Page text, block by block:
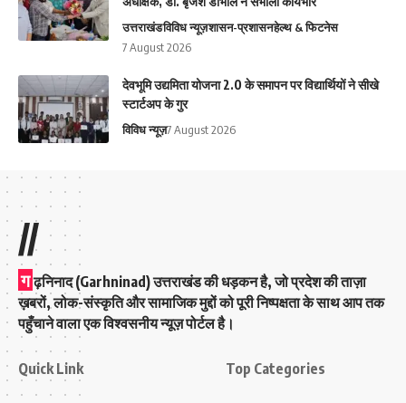
उत्तराखंडविविध न्यूज़शासन-प्रशासनहेल्थ & फिटनेस
7 August 2026
देवभूमि उद्यमिता योजना 2.0 के समापन पर विद्यार्थियों ने सीखे
स्टार्टअप के गुर
विविध न्यूज़7 August 2026
//
ग ढ़निनाद (Garhninad) उत्तराखंड की धड़कन है, जो प्रदेश की ताज़ा
ख़बरों, लोक-संस्कृति और सामाजिक मुद्दों को पूरी निष्पक्षता के साथ आप तक
पहुँचाने वाला एक विश्वसनीय न्यूज़ पोर्टल है।
Quick Link Top Categories